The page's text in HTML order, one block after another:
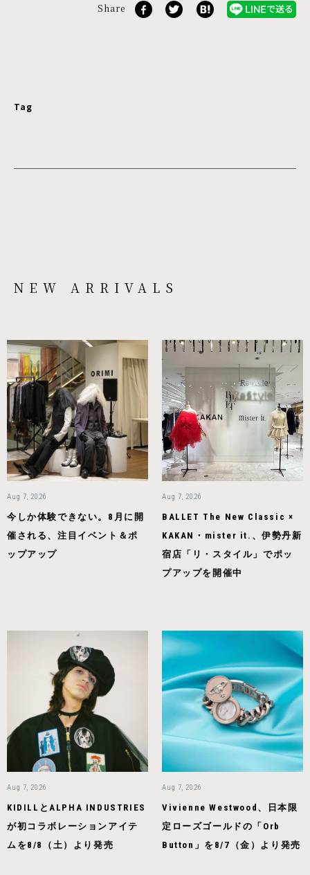
Share
Tag
NEW ARRIVALS
Aug 7, 2026
今しか体験できない。8月に開
催される、注目イベント＆ポ
ップアップ
Aug 7, 2026
BALLET The New Classic ×
KAKAN・mister it.、伊勢丹新
宿店「リ・スタイル」でポッ
プアップを開催中
Aug 7, 2026
KIDILLとALPHA INDUSTRIES
が初コラボレーションアイテ
ムを8/8（土）より発売
Aug 7, 2026
Vivienne Westwood、日本限
定ローズゴールドの「Orb
Button」を8/7（金）より発売